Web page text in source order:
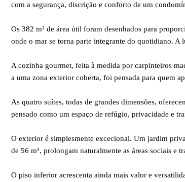
com a segurança, discrição e conforto de um
Os 382 m² de área útil foram desenhados para
onde o mar se torna parte integrante do quotidiano. A
A cozinha gourmet, feita à medida por carpinteiros
a uma zona exterior coberta, foi pensada para quem
As quatro suítes, todas de grandes dimensões,
pensado como um espaço de refúgio, privacidade e
O exterior é simplesmente excecional. Um jardim
de 56 m², prolongam naturalmente as áreas sociais
O piso inferior acrescenta ainda mais valor e